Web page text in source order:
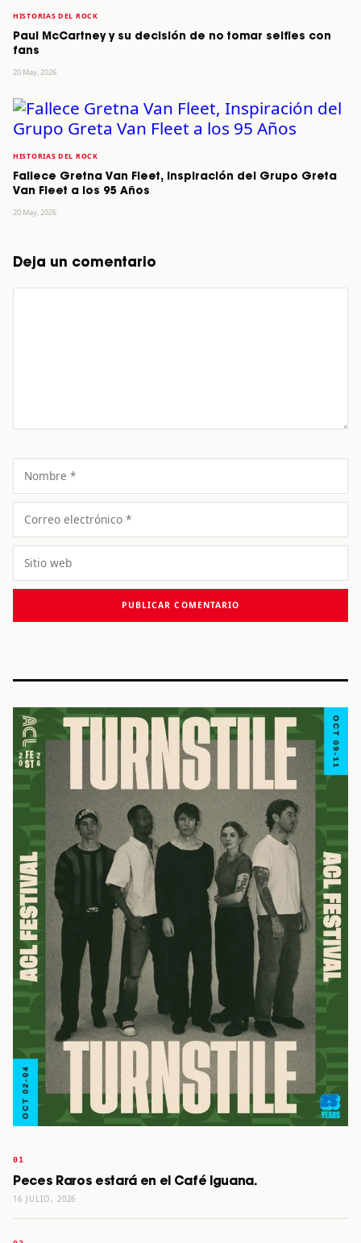
HISTORIAS DEL ROCK
Paul McCartney y su decisión de no tomar selfies con
fans
20 May, 2026
HISTORIAS DEL ROCK
Fallece Gretna Van Fleet, Inspiración del Grupo Greta
Van Fleet a los 95 Años
20 May, 2026
Deja un comentario
Nombre
Correo
electrónico
Sitio
web
Peces Raros estará en el Café Iguana.
16 JULIO, 2026